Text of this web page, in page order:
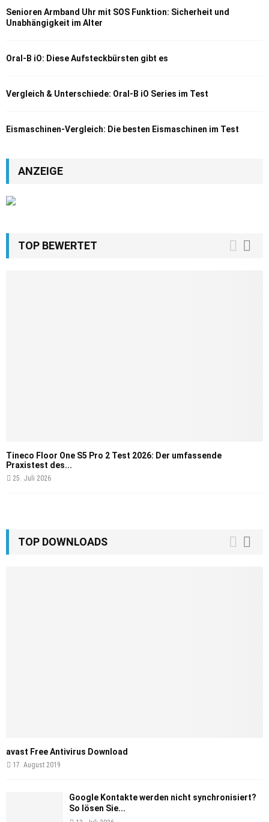
Senioren Armband Uhr mit SOS Funktion: Sicherheit und
Unabhängigkeit im Alter
Oral-B iO: Diese Aufsteckbürsten gibt es
Vergleich & Unterschiede: Oral-B iO Series im Test
Eismaschinen-Vergleich: Die besten Eismaschinen im Test
ANZEIGE
TOP BEWERTET
Tineco Floor One S5 Pro 2 Test 2026: Der umfassende
Praxistest des...
25. Juli 2026
TOP DOWNLOADS
avast Free Antivirus Download
17. August 2019
Google Kontakte werden nicht synchronisiert?
So lösen Sie...